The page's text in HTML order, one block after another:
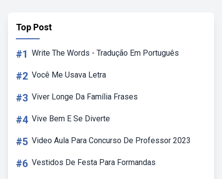
Top Post
#1 Write The Words - Tradução Em Português
#2 Você Me Usava Letra
#3 Viver Longe Da Família Frases
#4 Vive Bem E Se Diverte
#5 Video Aula Para Concurso De Professor 2023
#6 Vestidos De Festa Para Formandas